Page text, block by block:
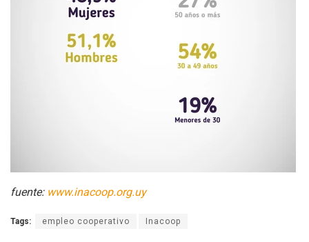
fuente: www.inacoop.org.uy
Tags: empleo cooperativo Inacoop